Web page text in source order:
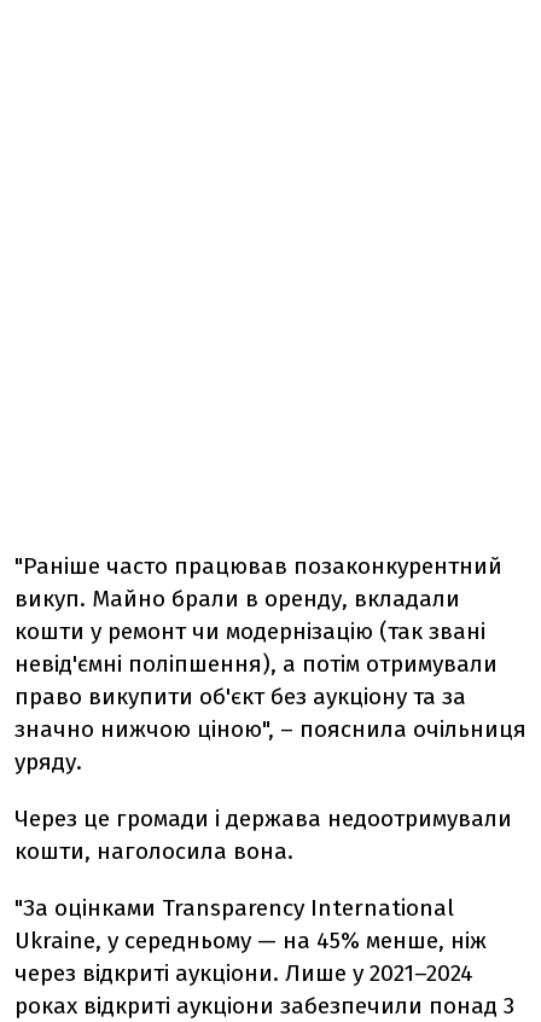
"Раніше часто працював позаконкурентний
викуп. Майно брали в оренду, вкладали
кошти у ремонт чи модернізацію (так звані
невід'ємні поліпшення), а потім отримували
право викупити об'єкт без аукціону та за
значно нижчою ціною", – пояснила очільниця
уряду.
Через це громади і держава недоотримували
кошти, наголосила вона.
"За оцінками Transparency International
Ukraine, у середньому — на 45% менше, ніж
через відкриті аукціони. Лише у 2021–2024
роках відкриті аукціони забезпечили понад 3